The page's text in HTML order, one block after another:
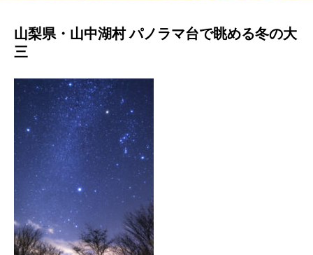
山梨県・山中湖村 パノラマ台で眺める冬の大
三